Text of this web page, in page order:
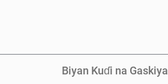
Biyan Kuɗi na Gaskiya